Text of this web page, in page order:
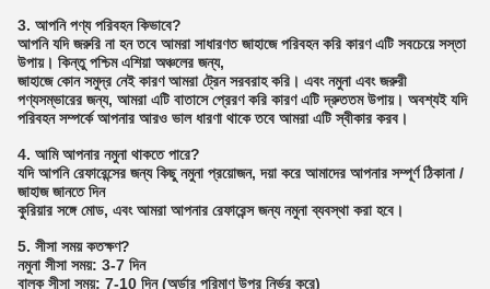
3. আপনি পণ্য পরিবহন কিভাবে?
আপনি যদি জরুরি না হন তবে আমরা সাধারণত জাহাজে পরিবহন করি কারণ এটি সবচেয়ে সস্তা
উপায়। কিন্তু পশ্চিম এশিয়া অঞ্চলের জন্য,
জাহাজে কোন সমুদ্র নেই কারণ আমরা ট্রেন সরবরাহ করি। এবং নমুনা এবং জরুরী
পণ্যসম্ভারের জন্য, আমরা এটি বাতাসে প্রেরণ করি কারণ এটি দ্রুততম উপায়। অবশ্যই যদি
পরিবহন সম্পর্কে আপনার আরও ভাল ধারণা থাকে তবে আমরা এটি স্বীকার করব।
4. আমি আপনার নমুনা থাকতে পারে?
যদি আপনি রেফারেন্সের জন্য কিছু নমুনা প্রয়োজন, দয়া করে আমাদের আপনার সম্পূর্ণ ঠিকানা /
জাহাজ জানতে দিন
কুরিয়ার সঙ্গে মোড, এবং আমরা আপনার রেফারেন্স জন্য নমুনা ব্যবস্থা করা হবে।
5. সীসা সময় কতক্ষণ?
নমুনা সীসা সময়: 3-7 দিন
বাল্ক সীসা সময়: 7-10 দিন (অর্ডার পরিমাণ উপর নির্ভর করে)